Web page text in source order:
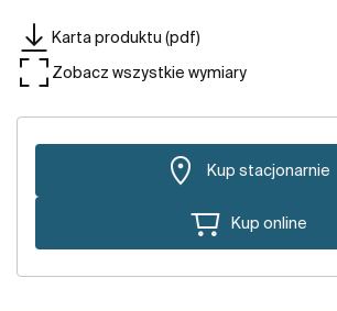
Karta produktu (pdf)
Zobacz wszystkie wymiary
Kup stacjonarnie
Kup online